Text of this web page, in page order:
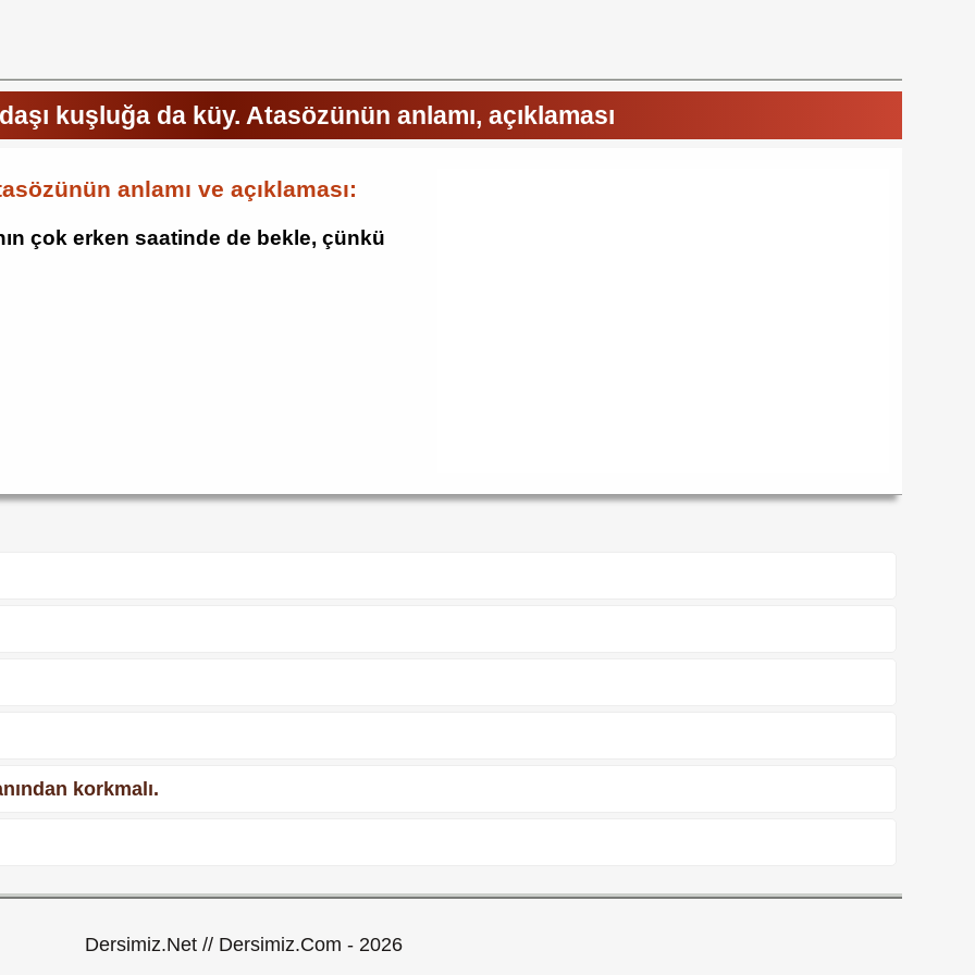
kuşluğa da küy. Atasözünün anlamı, açıklaması
anlamı ve açıklaması:
çok erken saatinde de bekle, çünkü
korkmalı.
Dersimiz.Net // Dersimiz.Com - 2026